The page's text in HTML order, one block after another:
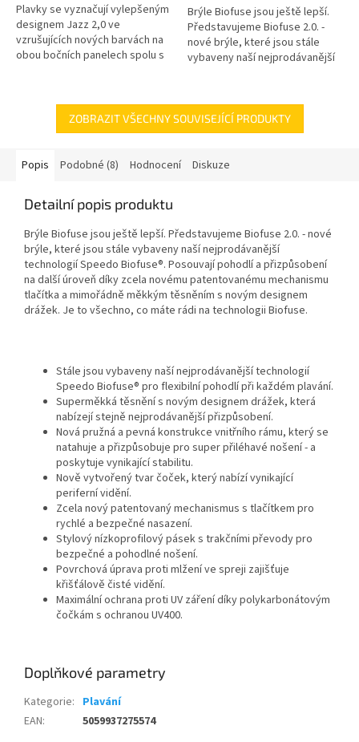
Plavky se vyznačují vylepšeným
designem Jazz 2,0 ve
vzrušujících nových barvách na
obou bočních panelech spolu s
Brýle Biofuse jsou ještě lepší.
Představujeme Biofuse 2.0. -
nové brýle, které jsou stále
vybaveny naší nejprodávanější
ZOBRAZIT VŠECHNY SOUVISEJÍCÍ PRODUKTY
Popis Podobné (8) Hodnocení Diskuze
Detailní popis produktu
Brýle Biofuse jsou ještě lepší. Představujeme Biofuse 2.0. - nové
brýle, které jsou stále vybaveny naší nejprodávanější
technologií Speedo Biofuse®. Posouvají pohodlí a přizpůsobení
na další úroveň díky zcela novému patentovanému mechanismu
tlačítka a mimořádně měkkým těsněním s novým designem
drážek. Je to všechno, co máte rádi na technologii Biofuse.
Stále jsou vybaveny naší nejprodávanější technologií
Speedo Biofuse® pro flexibilní pohodlí při každém plavání.
Superměkká těsnění s novým designem drážek, která
nabízejí stejně nejprodávanější přizpůsobení.
Nová pružná a pevná konstrukce vnitřního rámu, který se
natahuje a přizpůsobuje pro super přiléhavé nošení - a
poskytuje vynikající stabilitu.
Nově vytvořený tvar čoček, který nabízí vynikající
periferní vidění.
Zcela nový patentovaný mechanismus s tlačítkem pro
rychlé a bezpečné nasazení.
Stylový nízkoprofilový pásek s trakčními převody pro
bezpečné a pohodlné nošení.
Povrchová úprava proti mlžení ve spreji zajišťuje
křišťálově čisté vidění.
Maximální ochrana proti UV záření díky polykarbonátovým
čočkám s ochranou UV400.
Doplňkové parametry
Kategorie: Plavání
EAN: 5059937275574
Send